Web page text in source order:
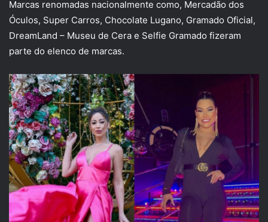
Marcas renomadas nacionalmente como, Mercadão dos
Óculos, Super Carros, Chocolate Lugano, Gramado Oficial,
DreamLand – Museu de Cera e Selfie Gramado fizeram
parte do elenco de marcas.